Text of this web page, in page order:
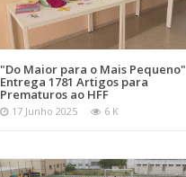
"Do Maior para o Mais Pequeno"
Entrega 1781 Artigos para
Prematuros ao HFF
17 Junho 2025 6 K